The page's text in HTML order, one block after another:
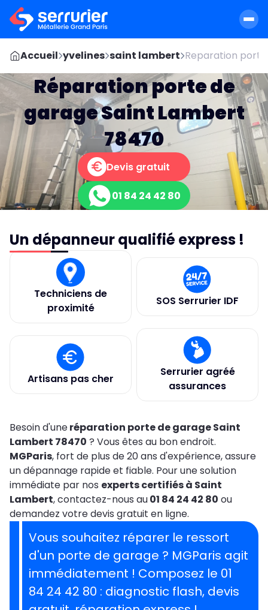
Accueil yvelines saint lambert Reparation
Réparation porte de
garage Saint Lambert
78470
Devis gratuit
01 84 24 42 80
Un dépanneur qualifié express !
Techniciens de
proximité
SOS Serrurier IDF
Artisans pas cher
Serrurier agréé
assurances
Besoin d'uneréparation porte de garage Saint
Lambert 78470 ? Vous êtes au bon endroit.
MGParis, fort de plus de 20 ans d'expérience, assure
un dépannage rapide et fiable. Pour une solution
immédiate par nos experts certifiés à Saint
Lambert, contactez-nous au01 84 24 42 80 ou
demandez votre devis gratuit en ligne.
Vous souhaitez réparer le ressort
d'un porte de garage ? MGParis agit
immédiatement ! Composez le 01
84 24 42 80 : diagnostic flash, devis